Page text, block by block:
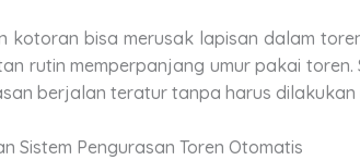
kotoran bisa merusak lapisan dalam
rutin memperpanjang umur pakai
berjalan teratur tanpa harus dilakukan
Sistem Pengurasan Toren Otomatis